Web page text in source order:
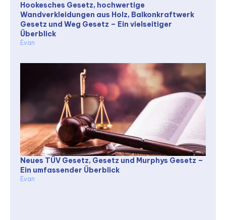
Hookesches Gesetz, hochwertige
Wandverkleidungen aus Holz, Balkonkraftwerk
Gesetz und Weg Gesetz – Ein vielseitiger
Überblick
Evan
Neues TÜV Gesetz, Gesetz und Murphys Gesetz –
Ein umfassender Überblick
Evan